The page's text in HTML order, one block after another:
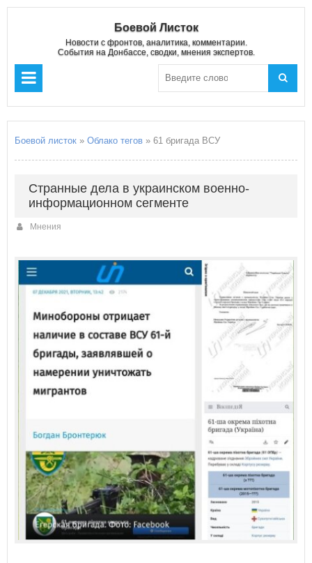
Боевой Листок
Новости с фронтов, аналитика, комментарии.
События на Донбассе, сводки, мнения экспертов.
Боевой листок » Облако тегов » 61 бригада ВСУ
Странные дела в украинском военно-
информационном сегменте
Мнения